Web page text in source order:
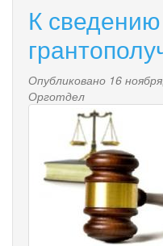
К сведению
Опубликовано 16
Орготдел
sud.jpg